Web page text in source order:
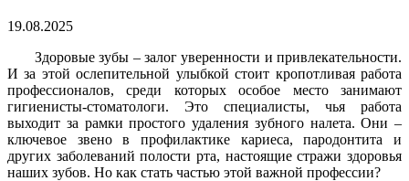
19.08.2025
Здоровые зубы – залог уверенности и привлекательности.
И за этой ослепительной улыбкой стоит кропотливая работа
профессионалов, среди которых особое место занимают
гигиенисты-стоматологи. Это специалисты, чья работа
выходит за рамки простого удаления зубного налета. Они –
ключевое звено в профилактике кариеса, пародонтита и
других заболеваний полости рта, настоящие стражи здоровья
наших зубов. Но как стать частью этой важной профессии?